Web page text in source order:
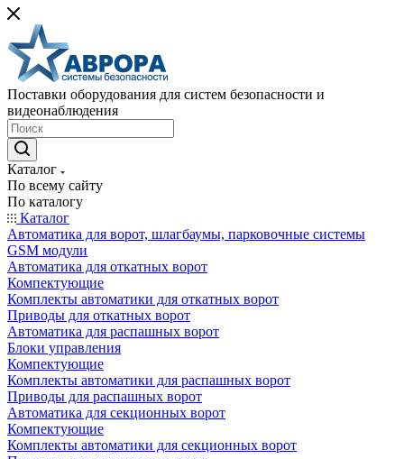
Поставки оборудования для систем безопасности и
видеонаблюдения
Каталог
По всему сайту
По каталогу
Каталог
Автоматика для ворот, шлагбаумы, парковочные системы
GSM модули
Автоматика для откатных ворот
Компектующие
Комплекты автоматики для откатных ворот
Приводы для откатных ворот
Автоматика для распашных ворот
Блоки управления
Компектующие
Комплекты автоматики для распашных ворот
Приводы для распашных ворот
Автоматика для секционных ворот
Компектующие
Комплекты автоматики для секционных ворот